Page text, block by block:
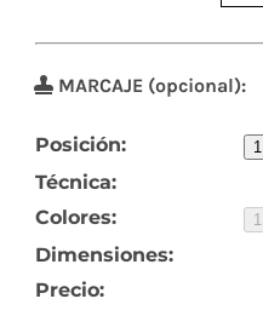
MARCAJE (opcional):
Posición: 1
Técnica:
Colores:
1
Dimensiones:
Precio: